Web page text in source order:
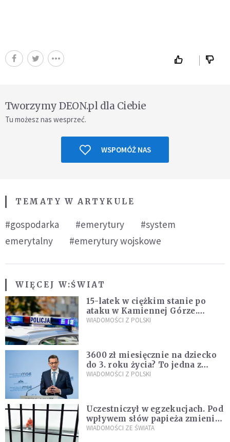
Tworzymy DEON.pl dla Ciebie
Tu możesz nas wesprzeć.
WSPOMÓŻ NAS
TEMATY W ARTYKULE
#gospodarka #emerytury
#system
emerytalny
#emerytury wojskowe
WIĘCEJ W:ŚWIAT
15-latek w ciężkim stanie po
ataku w Kamiennej Górze.
Policja zatrzymała dwóch
WIADOMOŚCI Z POLSKI
3600 zł miesięcznie na dziecko
do 3. roku życia? To jedna z
propozycji programu "Rozwój
WIADOMOŚCI Z POLSKI
Uczestniczył w egzekucjach. Pod
wpływem słów papieża zmienił
zdanie
WIADOMOŚCI ZE ŚWIATA